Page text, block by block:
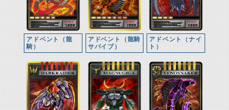
アドベント（龍
騎）
アドベント（龍騎
サバイブ）
アドベント（ナイ
ト）